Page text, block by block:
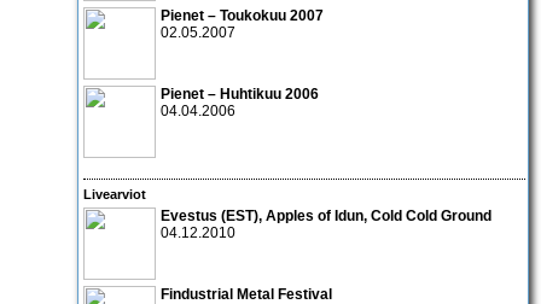
Pienet – Toukokuu 2007
02.05.2007
Pienet – Huhtikuu 2006
04.04.2006
Livearviot
Evestus (EST), Apples of Idun, Cold Cold Ground
04.12.2010
Findustrial Metal Festival